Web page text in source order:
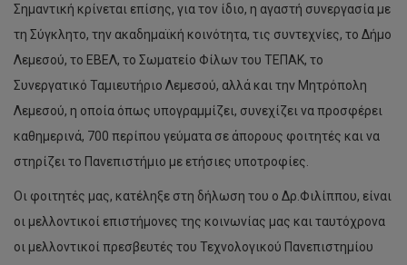
Σημαντική κρίνεται επίσης, για τον ίδιο, η αγαστή συνεργασία με
τη Σύγκλητο, την ακαδημαϊκή κοινότητα, τις συντεχνίες, το Δήμο
Λεμεσού, το ΕΒΕΛ, το Σωματείο Φίλων του ΤΕΠΑΚ, το
Συνεργατικό Ταμιευτήριο Λεμεσού, αλλά και την Μητρόπολη
Λεμεσού, η οποία όπως υπογραμμίζει, συνεχίζει να προσφέρει
καθημερινά, 700 περίπου γεύματα σε άπορους φοιτητές και να
στηρίζει το Πανεπιστήμιο με ετήσιες υποτροφίες.
Οι φοιτητές μας, κατέληξε στη δήλωση του ο Δρ.Φιλίππου, είναι
οι μελλοντικοί επιστήμονες της κοινωνίας μας και ταυτόχρονα
οι μελλοντικοί πρεσβευτές του Τεχνολογικού Πανεπιστημίου